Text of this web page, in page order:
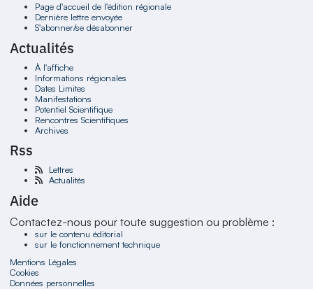
Page d'accueil de l'édition régionale
Dernière lettre envoyée
S'abonner/se désabonner
Actualités
À l'affiche
Informations régionales
Dates Limites
Manifestations
Potentiel Scientifique
Rencontres Scientifiques
Archives
Rss
Lettres
Actualités
Aide
Contactez-nous pour toute suggestion ou problème :
sur le contenu éditorial
sur le fonctionnement technique
Mentions Légales
Cookies
Données personnelles